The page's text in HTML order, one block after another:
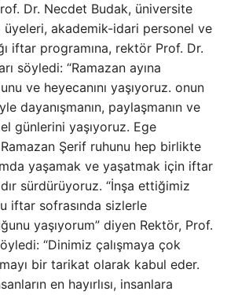
Dr. Necdet Budak, üniversite
akademik-idari personel ve
iftar programına, rektör Prof. Dr.
söyledi: “Ramazan ayına
ve heyecanını yaşıyoruz. onun
dayanışmanın, paylaşmanın ve
günlerini yaşıyoruz. Ege
Şerif ruhunu hep birlikte
yaşamak ve yaşatmak için iftar
sürdürüyoruz. “İnşa ettiğimiz
iftar sofrasında sizlerle
yaşıyorum” diyen Rektör, Prof.
“Dinimiz çalışmaya çok
bir tarikat olarak kabul eder.
en hayırlısı, insanlara